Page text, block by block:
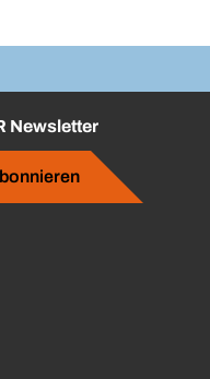
Newsletter